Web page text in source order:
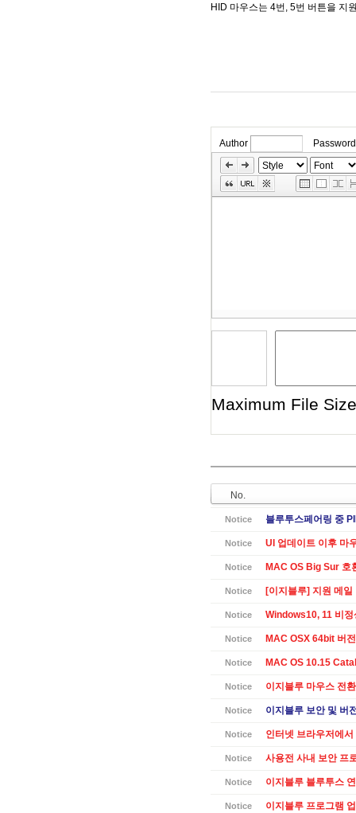
HID 마우스는 4번, 5번 버튼을 지
Author
Password
Skip
Edit
Toolbox
Maximum File
No.
Notice 블루투스페어링 중
Notice UI 업데이트 이후 마
Notice MAC OS Big Sur 호
Notice [이지블루] 지원 메일
Notice Windows10, 11 비정
Notice MAC OSX 64bit 버
Notice MAC OS 10.15
Notice 이지블루 마우스 전
Notice 이지블루 보안 및 버
Notice 인터넷 브라우저에
Notice 사용전 사내 보안 프
Notice 이지블루 블루투스
Notice 이지블루 프로그램